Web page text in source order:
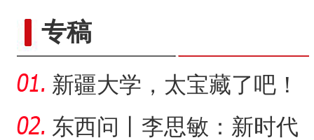
专稿
新疆大学，太宝藏了吧！
东西问丨李思敏：新时代